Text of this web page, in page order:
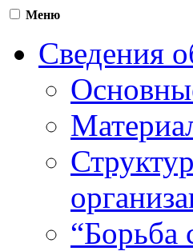
Меню
Сведения
“Борьба